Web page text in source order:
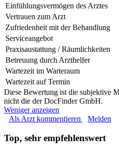
Einfühlungsvermögen des Arztes
Vertrauen zum Arzt
Zufriedenheit mit der Behandlung
Serviceangebot
Praxisaustattung / Räumlichkeiten
Betreuung durch Arzthelfer
Wartezeit im Warteraum
Wartezeit auf Termin
Diese Bewertung ist die subjektive
nicht die der DocFinder GmbH.
Weniger anzeigen
Als Arzt kommentieren
Melden
Top, sehr empfehlenswert